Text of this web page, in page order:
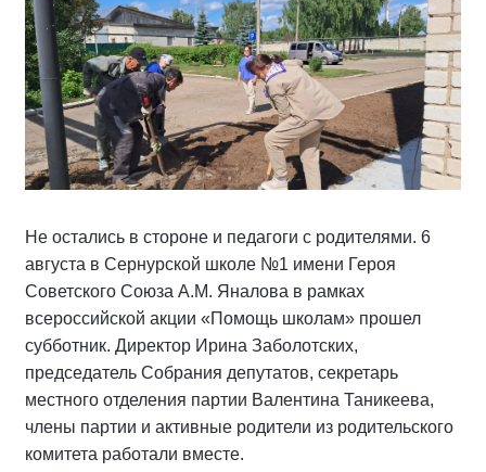
Не остались в стороне и педагоги с родителями. 6
августа в Сернурской школе №1 имени Героя
Советского Союза А.М. Яналова в рамках
всероссийской акции «Помощь школам» прошел
субботник. Директор Ирина Заболотских,
председатель Собрания депутатов, секретарь
местного отделения партии Валентина Таникеева,
члены партии и активные родители из родительского
комитета работали вместе.